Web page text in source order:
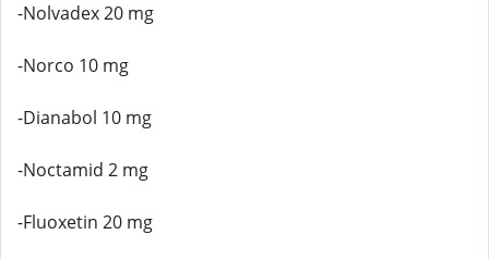
-Nolvadex 20 mg
-Norco 10 mg
-Dianabol 10 mg
-Noctamid 2 mg
-Fluoxetin 20 mg